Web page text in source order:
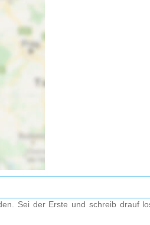
Sei der Erste und schreib drauf